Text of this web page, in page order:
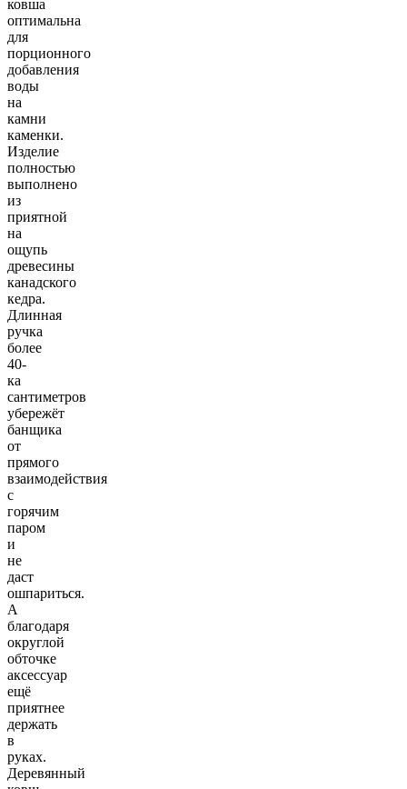
ковша
оптимальна
для
порционного
добавления
воды
на
камни
каменки.
Изделие
полностью
выполнено
из
приятной
на
ощупь
древесины
канадского
кедра.
Длинная
ручка
более
40-
ка
сантиметров
убережёт
банщика
от
прямого
взаимодействия
с
горячим
паром
и
не
даст
ошпариться.
А
благодаря
округлой
обточке
аксессуар
ещё
приятнее
держать
в
руках.
Деревянный